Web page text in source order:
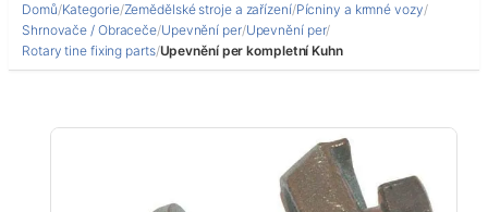
Domů/Kategorie/Zemědělské stroje a zařízení/Pícniny a krmné vozy/
Shrnovače / Obraceče/Upevnění per/Upevnění per/
Rotary tine fixing parts/Upevnění per kompletní Kuhn